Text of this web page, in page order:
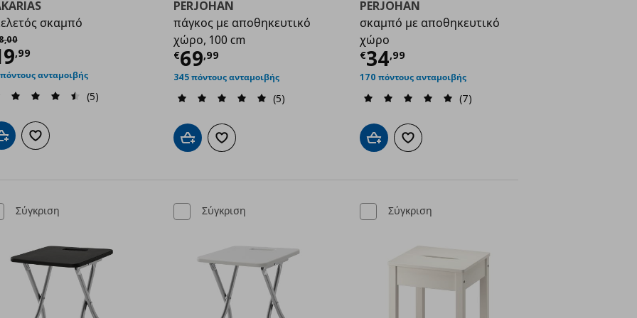
σκαμπό
,00τιμή
,99 τιμή € 19,99
ανταμοιβής
(5)
Προσθήκη στο καλάθι
Προσθήκη στα αγαπημένα
PERJOHAN
πάγκος με αποθηκευτικό
χώρο, 100 cm
€69,99
Τρέχουσα τιμή € 69,99
345 πόντους ανταμοιβής
(5)
Προσθήκη στο καλάθι
Προσθήκη στα αγαπημένα
PERJOHAN
σκαμπό με αποθηκευτικό
χώρο
€34,99
Τρέχουσα τιμή
170 πόντους ανταμοιβής
(7)
Προσθήκη στο καλάθι
Προσθήκη στα αγαπημένα
Σύγκριση Σύγκριση Σύγκριση